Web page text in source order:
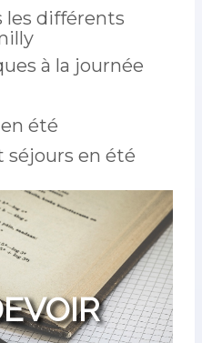
les différents
à la journée
été
séjours en été